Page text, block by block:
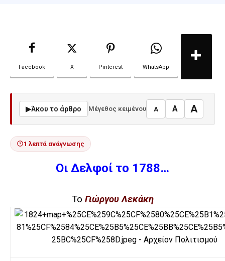
Facebook X Pinterest WhatsApp
▶Άκου το άρθρο Μέγεθος κειμένου A A A
1 λεπτά ανάγνωσης
Οι Δελφοί το 1788…
Το Γιώργου Λεκάκη